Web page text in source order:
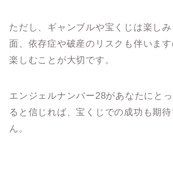
ただし、ギャンブルや宝くじは楽し
面、依存症や破産のリスクも伴いま
楽しむことが大切です。
エンジェルナンバー28があなたにと
ると信じれば、宝くじでの成功も期
ん。